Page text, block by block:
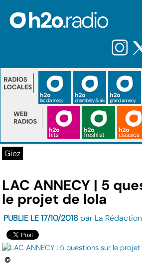
Giez
LAC ANNECY | 5
le projet de lola
PUBLIE LE 17/10/2018 par La Rédaction
©